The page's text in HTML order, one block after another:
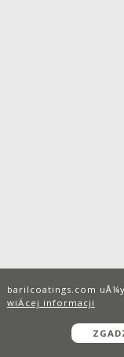
barilcoatings.com
wiÄcej informacji